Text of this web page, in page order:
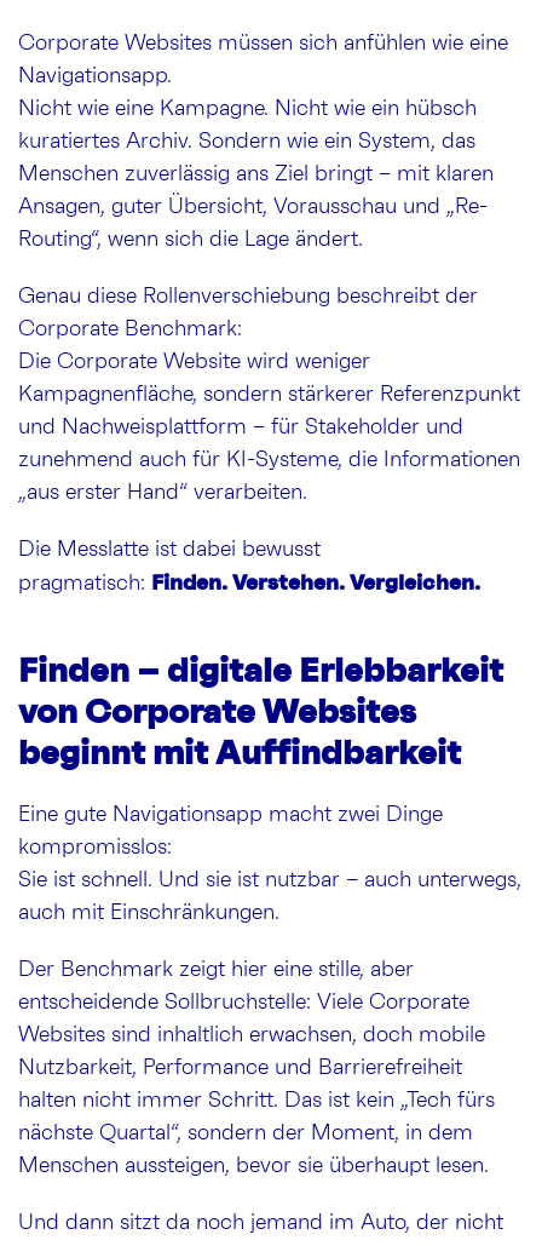
Corporate Websites müssen sich anfühlen wie eine
Navigationsapp.
Nicht wie eine Kampagne. Nicht wie ein hübsch
kuratiertes Archiv. Sondern wie ein System, das
Menschen zuverlässig ans Ziel bringt – mit klaren
Ansagen, guter Übersicht, Vorausschau und „Re-
Routing“, wenn sich die Lage ändert.
Genau diese Rollenverschiebung beschreibt der
Corporate Benchmark:
Die Corporate Website wird weniger
Kampagnenfläche, sondern stärkerer Referenzpunkt
und Nachweisplattform – für Stakeholder und
zunehmend auch für KI-Systeme, die Informationen
„aus erster Hand“ verarbeiten.
Die Messlatte ist dabei bewusst
pragmatisch: Finden. Verstehen. Vergleichen.
Finden – digitale Erlebbarkeit
von Corporate Websites
beginnt mit Auffindbarkeit
Eine gute Navigationsapp macht zwei Dinge
kompromisslos:
Sie ist schnell. Und sie ist nutzbar – auch unterwegs,
auch mit Einschränkungen.
Der Benchmark zeigt hier eine stille, aber
entscheidende Sollbruchstelle: Viele Corporate
Websites sind inhaltlich erwachsen, doch mobile
Nutzbarkeit, Performance und Barrierefreiheit
halten nicht immer Schritt. Das ist kein „Tech fürs
nächste Quartal“, sondern der Moment, in dem
Menschen aussteigen, bevor sie überhaupt lesen.
Und dann sitzt da noch jemand im Auto, der nicht